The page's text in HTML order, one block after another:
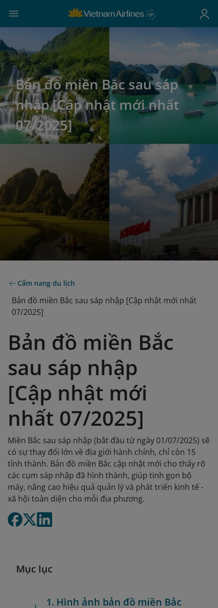
Bản đồ miền Bắc sau sáp
nhập [Cập nhật mới nhất
07/2025]
Cẩm nang du lịch
Bản đồ miền Bắc sau sáp nhập [Cập nhật mới nhất
07/2025]
Bản đồ miền Bắc
sau sáp nhập
[Cập nhật mới
nhất 07/2025]
Miền Bắc sau sáp nhập (bắt đầu từ ngày 01/07/2025) sẽ
có sự thay đổi lớn về địa giới hành chính, chỉ còn 15
tỉnh thành. Bản đồ miền Bắc cập nhật mới cho thấy rõ
các cụm sáp nhập đã hình thành, giúp tinh gọn bộ
máy, nâng cao hiệu quả quản lý và phát triển kinh tế -
xã hội toàn diện cho mỗi địa phương.
Mục lục
1. Hình ảnh bản đồ miền Bắc